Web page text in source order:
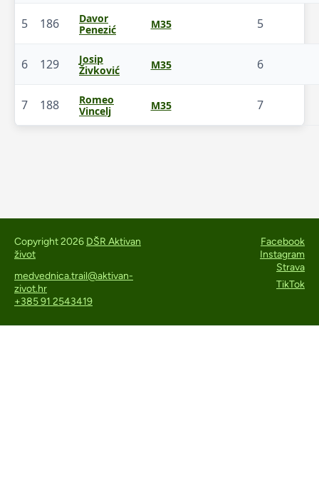
5 186
Davor
Penezić
M35 5
6 129
Josip
Živković
M35 6
7 188
Romeo
Vincelj
M35 7
Copyright 2026 DŠR Aktivan
život
medvednica.trail@aktivan-
zivot.hr
+385 91 2543419
Facebook
Instagram
Strava
TikTok